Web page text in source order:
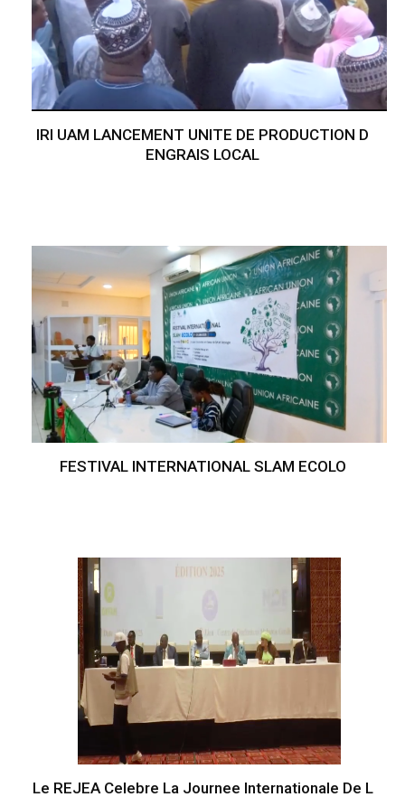
IRI UAM LANCEMENT UNITE DE PRODUCTION D
ENGRAIS LOCAL
FESTIVAL INTERNATIONAL SLAM ECOLO
Le REJEA Celebre La Journee Internationale De L